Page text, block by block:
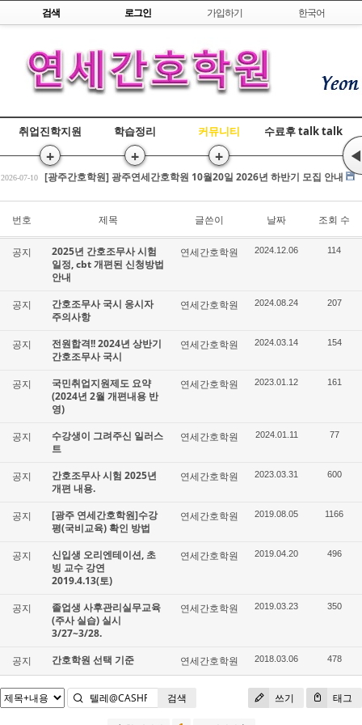
Skip to content
검색 로그인 가입하기 한국어
취업진학지원
+
학습정리
+
커뮤니티
+
수료후 talk talk
◀
2026-07-17 [광주간호학원] 간호조무사 국비교육 수강평 조회
2026-07-10 [광주간호학원] 광주연세간호학원 10월20일 2026년 하반기 모집 안내
2026-07-17 [광주간호학원] 간호조무사 국비교육 수강평 조회
2026-07-10 [광주간호학원] 광주연세간호학원 10월20일 2026년 하반기 모집 안내
2026-03-25 전원합격!! 2026년 상반기 간호조무사 국시
번호 제목 글쓴이 날짜 조회 수
공지
2025년 간호조무사 시험
일정, cbt 개편된 신청방법
안내
연세간호학원 2024.12.06 114
공지
간호조무사 국시 응시자
주의사항
연세간호학원 2024.08.24 207
공지
전원합격!! 2024년 상반기
간호조무사 국시
연세간호학원 2024.03.14 154
공지
국민취업지원제도 요약
(2024년 2월 개편내용 반
영)
연세간호학원 2023.01.12 161
공지
수강생이 그려주신 일러스
트
연세간호학원 2024.01.11 77
공지
간호조무사 시험 2025년
개편 내용.
연세간호학원 2023.03.31 600
공지
[광주 연세간호학원]수강
평(국비교육) 확인 방법
연세간호학원 2019.08.05 1166
공지
신입생 오리엔테이션, 초
빙 교수 강연
2019.4.13(토)
연세간호학원 2019.04.20 496
공지
졸업생 사후관리실무교육
(주사 실습) 실시
3/27~3/28.
연세간호학원 2019.03.23 350
공지 간호학원 선택 기준 연세간호학원 2018.03.06 478
쓰기 태그
검색